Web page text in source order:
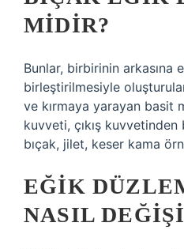
MIDIR?
Bunlar, birbirinin arkasına
birleştirilmesiyle
ve kırmaya yarayan basit
kuvveti, çıkış
bıçak, jilet, keser kama
EĞIK
NASIL